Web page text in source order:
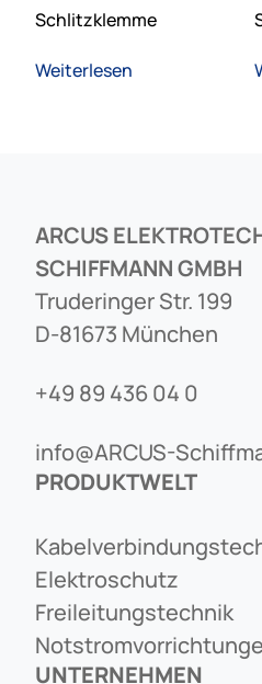
Schlitzklemme
Weiterlesen
ARCUS
SCHIFFMANN GMBH
Truderinger Str. 199
D-81673 München
+49 89 436 04 0
info@ARCUS-
PRODUKTWELT
Elektroschutz
Freileitungstechnik
UNTERNEHMEN